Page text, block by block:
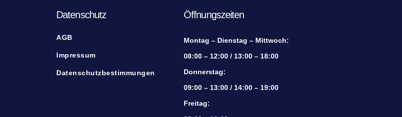
Datenschutz
AGB
Impressum
Datenschutzbestimmungen
Öffnungszeiten
Montag – Dienstag – Mittwoch:
08:00 – 12:00 / 13:00 – 18:00
Donnerstag:
09:00 – 13:00 / 14:00 – 19:00
Freitag: